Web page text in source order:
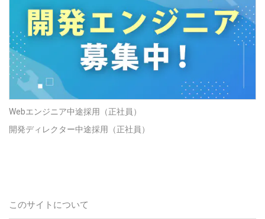
Webエンジニア中途採用（正社員）
開発ディレクター中途採用（正社員）
このサイトについて